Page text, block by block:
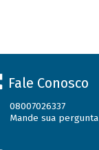
Fale Conosco
08007026337
Mande sua pergunta